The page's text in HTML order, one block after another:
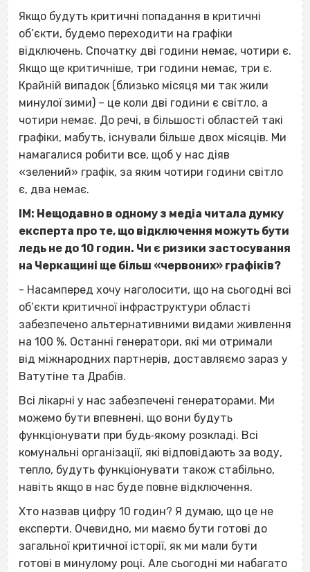
Якщо будуть критичні попадання в критичні
об’єкти, будемо переходити на графіки
відключень. Спочатку дві години немає, чотири є.
Якщо ще критичніше, три години немає, три є.
Крайній випадок (близько місяця ми так жили
минулої зими) – це коли дві години є світло, а
чотири немає. До речі, в більшості областей такі
графіки, мабуть, існували більше двох місяців. Ми
намагалися робити все, щоб у нас діяв
«зелений» графік, за яким чотири години світло
є, два немає.
ІМ: Нещодавно в одному з медіа читала думку
експерта про те, що відключення можуть бути
ледь не до 10 годин. Чи є ризики застосування
на Черкащині ще більш «червоних» графіків?
- Насамперед хочу наголосити, що на сьогодні всі
об’єкти критичної інфраструктури області
забезпечено альтернативними видами живлення
на 100 %. Останні генератори, які ми отримали
від міжнародних партнерів, доставляємо зараз у
Ватутіне та Драбів.
Всі лікарні у нас забезпечені генераторами. Ми
можемо бути впевнені, що вони будуть
функціонувати при будь‐якому розкладі. Всі
комунальні організації, які відповідають за воду,
тепло, будуть функціонувати також стабільно,
навіть якщо в нас буде повне відключення.
Хто назвав цифру 10 годин? Я думаю, що це не
експерти. Очевидно, ми маємо бути готові до
загальної критичної історії, як ми мали бути
готові в минулому році. Але сьогодні ми набагато